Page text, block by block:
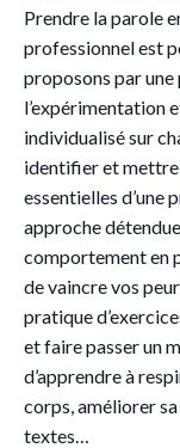
Prendre la parole
professionnel est
proposons par
l’expérimentation
individualisé sur
identifier et mettre
essentielles d’une
approche
comportement en
de vaincre vos
pratique
et faire passer un
d’apprendre à
corps, améliorer
textes…